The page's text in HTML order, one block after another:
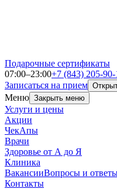
Подарочные сертификаты
07:00–23:00+7 (843) 205-90-
Записаться на прием
Меню Закрыть меню
Услуги и цены
Акции
ЧекАпы
Врачи
Здоровье от А до Я
Клиника
ВакансииВопросы и
Контакты